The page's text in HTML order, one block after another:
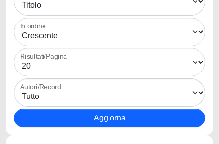
In ordine:
Risultati/Pagina
Autori/Record: